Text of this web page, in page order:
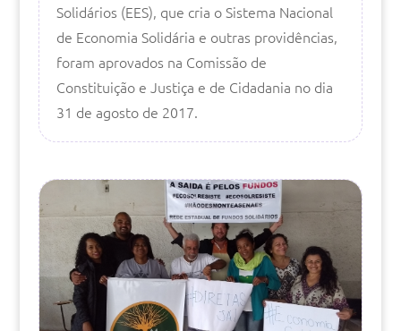
Solidários (EES), que cria o Sistema Nacional
de Economia Solidária e outras providências,
foram aprovados na Comissão de
Constituição e Justiça e de Cidadania no dia
31 de agosto de 2017.